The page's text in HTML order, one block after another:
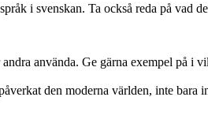
i svenskan. Ta också reda på vad
använda. Ge gärna exempel på i
den moderna världen, inte